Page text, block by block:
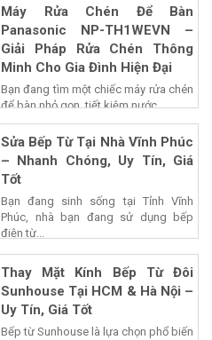
Máy Rửa Chén Để Bàn
Panasonic NP-TH1WEVN –
Giải Pháp Rửa Chén Thông
Minh Cho Gia Đình Hiện Đại
Bạn đang tìm một chiếc máy rửa chén
để bàn nhỏ gọn, tiết kiệm nước...
Sửa Bếp Từ Tại Nhà Vĩnh Phúc
– Nhanh Chóng, Uy Tín, Giá
Tốt
Bạn đang sinh sống tại Tỉnh Vĩnh
Phúc, nhà bạn đang sử dụng bếp
điện từ...
Thay Mặt Kính Bếp Từ Đôi
Sunhouse Tại HCM & Hà Nội –
Uy Tín, Giá Tốt
Bếp từ Sunhouse là lựa chọn phổ biến